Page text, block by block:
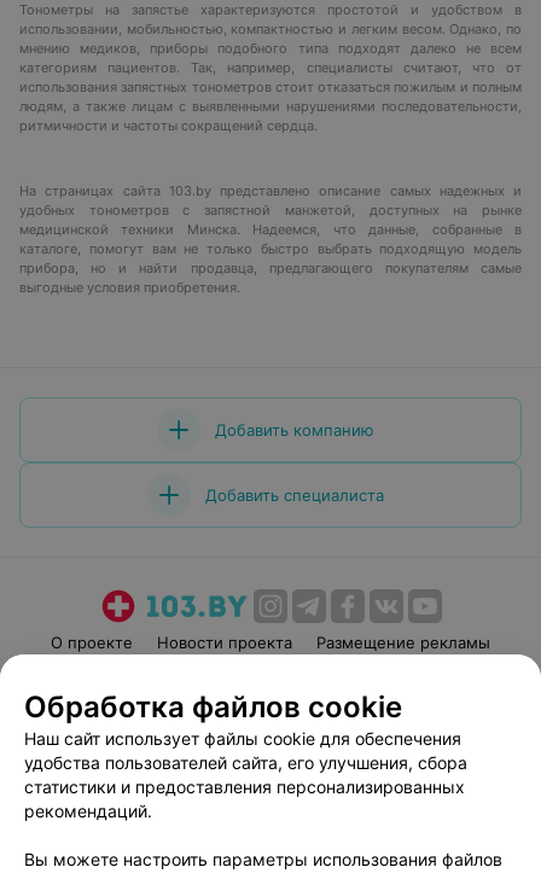
Тонометры на запястье характеризуются простотой и удобством в
использовании, мобильностью, компактностью и легким весом. Однако, по
мнению медиков, приборы подобного типа подходят далеко не всем
категориям пациентов. Так, например, специалисты считают, что от
использования запястных тонометров стоит отказаться пожилым и полным
людям, а также лицам с выявленными нарушениями последовательности,
ритмичности и частоты сокращений сердца.
На страницах сайта 103.by представлено описание самых надежных и
удобных тонометров с запястной манжетой, доступных на рынке
медицинской техники Минска. Надеемся, что данные, собранные в
каталоге, помогут вам не только быстро выбрать подходящую модель
прибора, но и найти продавца, предлагающего покупателям самые
выгодные условия приобретения.
Добавить компанию
Добавить специалиста
О проекте Новости проекта
Размещение рекламы
Пользовательское соглашение
Способы оплаты
Вакансии
Партнеры
Написать руководителю 103.by
Обработка файлов cookie
Наш сайт использует файлы cookie для обеспечения
удобства пользователей сайта, его улучшения, сбора
статистики и предоставления персонализированных
рекомендаций.
Вы можете настроить параметры использования файлов